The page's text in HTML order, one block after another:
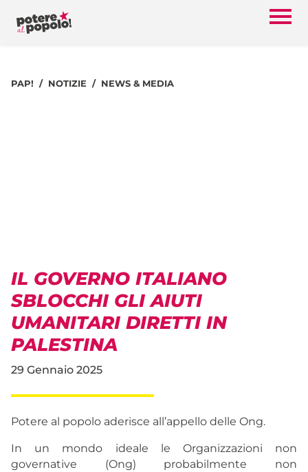
PAP! NOTIZIE NEWS & MEDIA
IL GOVERNO ITALIANO
SBLOCCHI GLI AIUTI
UMANITARI DIRETTI IN
PALESTINA
29 Gennaio 2025
Potere al popolo aderisce all’appello delle Ong.
In un mondo ideale le Organizzazioni non
governative (Ong) probabilmente non